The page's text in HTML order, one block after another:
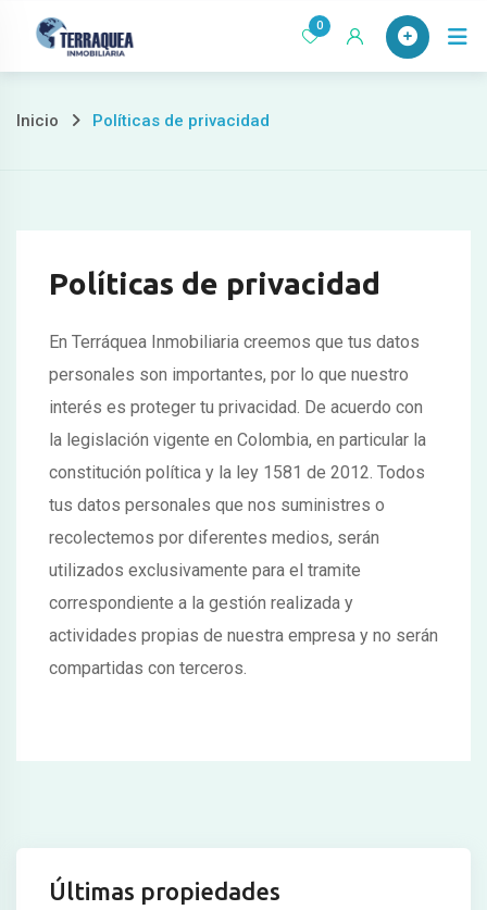
0
Inicio Políticas de privacidad
Políticas de privacidad
En Terráquea Inmobiliaria creemos que tus datos
personales son importantes, por lo que nuestro
interés es proteger tu privacidad. De acuerdo con
la legislación vigente en Colombia, en particular la
constitución política y la ley 1581 de 2012. Todos
tus datos personales que nos suministres o
recolectemos por diferentes medios, serán
utilizados exclusivamente para el tramite
correspondiente a la gestión realizada y
actividades propias de nuestra empresa y no serán
compartidas con terceros.
Últimas propiedades